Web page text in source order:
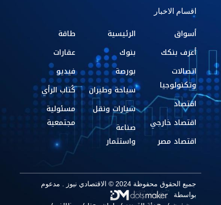
اقسام الاخبار
أسواق
أعرف بنكك
اتصالات
وتكنولوجيا
اقتصاد
اقتصاد خارجي
اقتصاد مصر
الرئيسية
بنوك
بورصة
سياحة وطيران
سيارات ونقل
صناعة
واستثمار
طاقة
عقارات
فيديو
كُتاب الرأي
مسئولية
مجتمعية
جميع الحقوق محفوظة 2024 © الاقتصادي نيوز . مدعوم
بواسطة